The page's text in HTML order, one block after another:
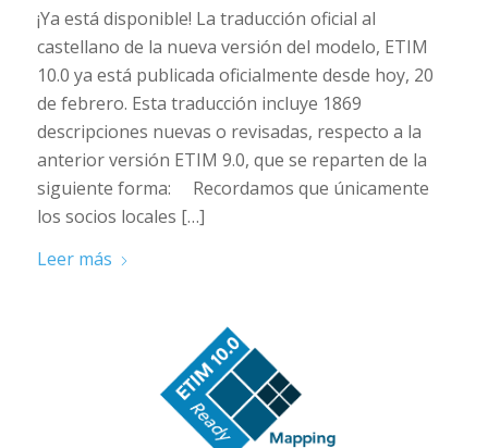
¡Ya está disponible! La traducción oficial al
castellano de la nueva versión del modelo, ETIM
10.0 ya está publicada oficialmente desde hoy, 20
de febrero. Esta traducción incluye 1869
descripciones nuevas o revisadas, respecto a la
anterior versión ETIM 9.0, que se reparten de la
siguiente forma: Recordamos que únicamente
los socios locales […]
Leer más